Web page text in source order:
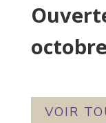
octobre
VOIR